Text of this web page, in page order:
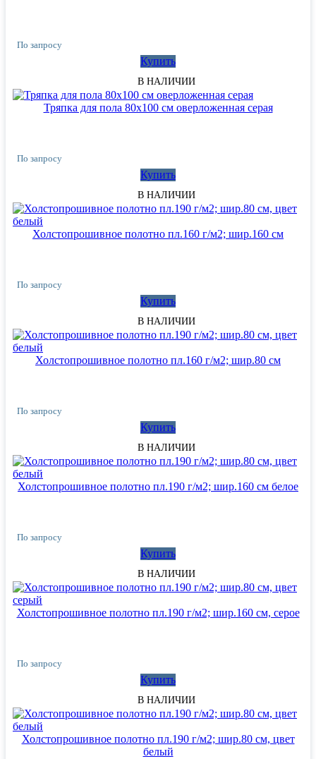
По запросу
Купить
В НАЛИЧИИ
Тряпка для пола 80х100 см оверложенная серая
По запросу
Купить
В НАЛИЧИИ
Холстопрошивное полотно пл.160 г/м2; шир.160 см
По запросу
Купить
В НАЛИЧИИ
Холстопрошивное полотно пл.160 г/м2; шир.80 см
По запросу
Купить
В НАЛИЧИИ
Холстопрошивное полотно пл.190 г/м2; шир.160 см белое
По запросу
Купить
В НАЛИЧИИ
Холстопрошивное полотно пл.190 г/м2; шир.160 см, серое
По запросу
Купить
В НАЛИЧИИ
Холстопрошивное полотно пл.190 г/м2; шир.80 см, цвет
белый